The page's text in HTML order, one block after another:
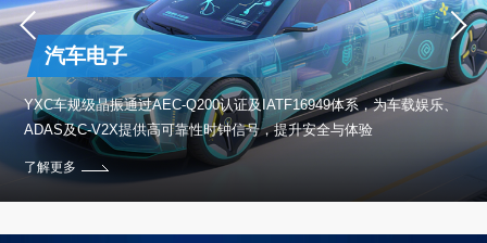
汽车电子
YXC车规级晶振通过AEC-Q200认证及IATF16949体系，为车载娱乐、
ADAS及C-V2X提供高可靠性时钟信号，提升安全与体验
了解更多